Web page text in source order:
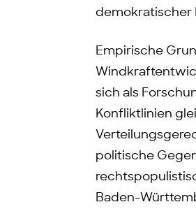
demokratischer
Empirische
sich als
Konfliktlinien
politische
Baden-